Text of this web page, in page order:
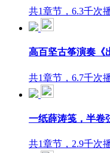
共1章节，6.3千次
高百坚古筝演奏《
共1章节，6.7千次
一纸薛涛笺，半卷
共1章节，2.9千次